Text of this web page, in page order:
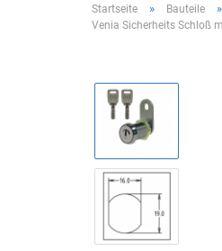
Startseite » Bauteile »
Venia Sicherheits Schloß